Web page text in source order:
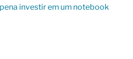
investir em um notebook